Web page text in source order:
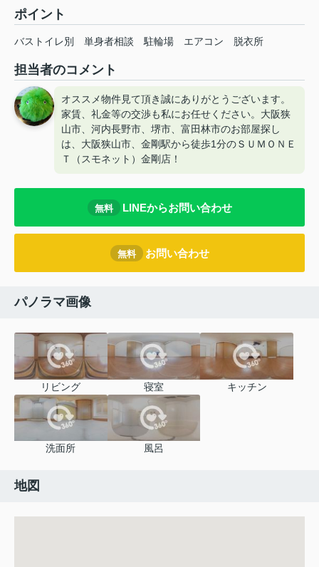
ポイント
バストイレ別 単身者相談 駐輪場 エアコン 脱衣所
担当者のコメント
オススメ物件見て頂き誠にありがとうございます。
家賃、礼金等の交渉も私にお任せください。大阪狭
山市、河内長野市、堺市、富田林市のお部屋探し
は、大阪狭山市、金剛駅から徒歩1分のＳＵＭＯＮＥ
Ｔ（スモネット）金剛店！
無料 LINEからお問い合わせ
無料 お問い合わせ
パノラマ画像
リビング 寝室 キッチン
洗面所 風呂
地図